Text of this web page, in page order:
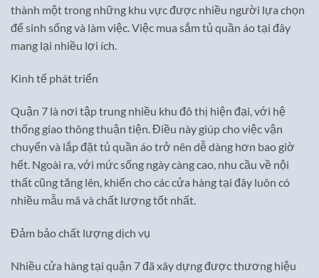
thành một trong những khu vực được nhiều người lựa chọn
để sinh sống và làm việc. Việc mua sắm tủ quần áo tại đây
mang lại nhiều lợi ích.
Kinh tế phát triển
Quận 7 là nơi tập trung nhiều khu đô thị hiện đại, với hệ
thống giao thông thuận tiện. Điều này giúp cho việc vận
chuyển và lắp đặt tủ quần áo trở nên dễ dàng hơn bao giờ
hết. Ngoài ra, với mức sống ngày càng cao, nhu cầu về nội
thất cũng tăng lên, khiến cho các cửa hàng tại đây luôn có
nhiều mẫu mã và chất lượng tốt nhất.
Đảm bảo chất lượng dịch vụ
Nhiều cửa hàng tại quận 7 đã xây dựng được thương hiệu